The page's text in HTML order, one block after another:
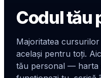
Codul tău
Majoritatea
același pentru toți.
tău personal — harta